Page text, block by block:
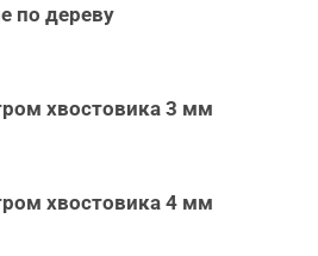
по дереву
хвостовика 3 мм
хвостовика 4 мм